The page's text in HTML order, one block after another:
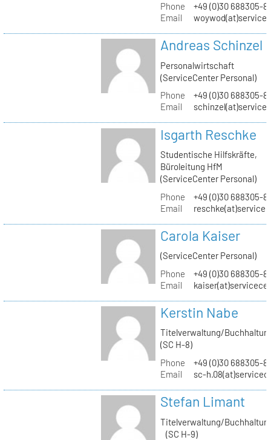
Phone
+49 (0)30 688305-
Email
Andreas Schinzel
Personalwirtschaft
(ServiceCenter Personal)
Phone
+49 (0)30 688305-
Email
Isgarth Reschke
Studentische Hilfskräfte,
Büroleitung HfM
(ServiceCenter Personal)
Phone
+49 (0)30 688305-
Email
Carola Kaiser
(ServiceCenter Personal)
Phone
+49 (0)30 688305-
Email
Kerstin Nabe
Titelverwaltung/
(SC H-8)
Phone
+49 (0)30 688305-
Email
sc-
Stefan Limant
Titelverwaltung/
(SC H-9)